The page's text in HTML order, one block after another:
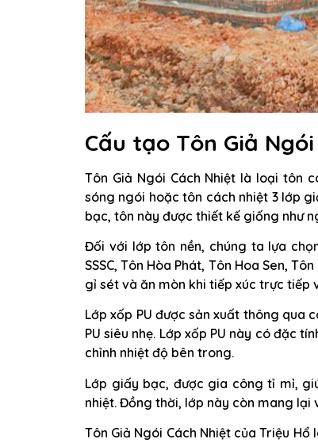
Cấu tạo Tôn Giả
Tôn Giả Ngói Cách Nhiệt là loại tôn
sóng ngói hoặc tôn cách nhiệt 3 lớp
bạc, tôn này được thiết kế giống như
Đối với lớp tôn nền, chúng ta lựa
SSSC, Tôn Hòa Phát, Tôn Hoa Sen,
gỉ sét và ăn mòn khi tiếp xúc trực tiếp
Lớp xốp PU được sản xuất thông qua
PU siêu nhẹ. Lớp xốp PU này có đặc
chỉnh nhiệt độ bên trong.
Lớp giấy bạc, được gia công tỉ mỉ,
nhiệt. Đồng thời, lớp này còn mang lại
Tôn Giả Ngói Cách Nhiệt của Triệu